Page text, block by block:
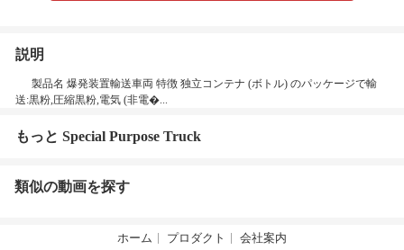
説明
製品名 爆発装置輸送車両 特徴 独立コンテナ (ボトル) のパッケージで輸
送:黒粉,圧縮黒粉,電気 (非電�...
もっと Special Purpose Truck
類似の動画を探す
ホーム プロダクト 会社案内